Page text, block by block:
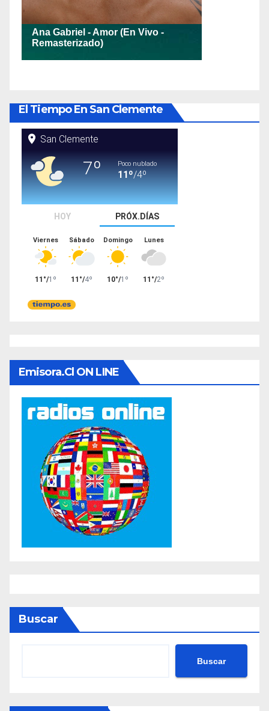
El Tiempo En San Clemente
Emisora.cl ON LINE
Buscar
Buscar